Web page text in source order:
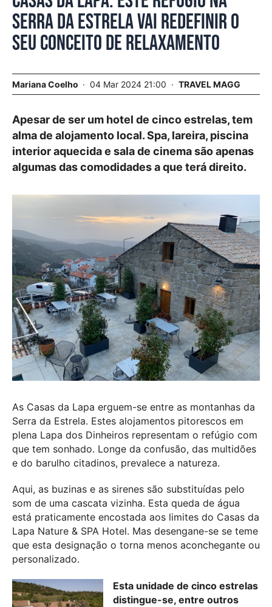
Serra da Estrela vai redefinir o
seu conceito de relaxamento
Mariana Coelho 04 Mar 2024 21:00 TRAVEL MAGG
Apesar de ser um hotel de cinco estrelas, tem
alma de alojamento local. Spa, lareira, piscina
interior aquecida e sala de cinema são apenas
algumas das comodidades a que terá direito.
As Casas da Lapa erguem-se entre as montanhas da
Serra da Estrela. Estes alojamentos pitorescos em
plena Lapa dos Dinheiros representam o refúgio com
que tem sonhado. Longe da confusão, das multidões
e do barulho citadinos, prevalece a natureza.
Aqui, as buzinas e as sirenes são substituídas pelo
som de uma cascata vizinha. Esta queda de água
está praticamente encostada aos limites do Casas da
Lapa Nature & SPA Hotel. Mas desengane-se se teme
que esta designação o torna menos aconchegante ou
personalizado.
Esta unidade de cinco estrelas
distingue-se, entre outros